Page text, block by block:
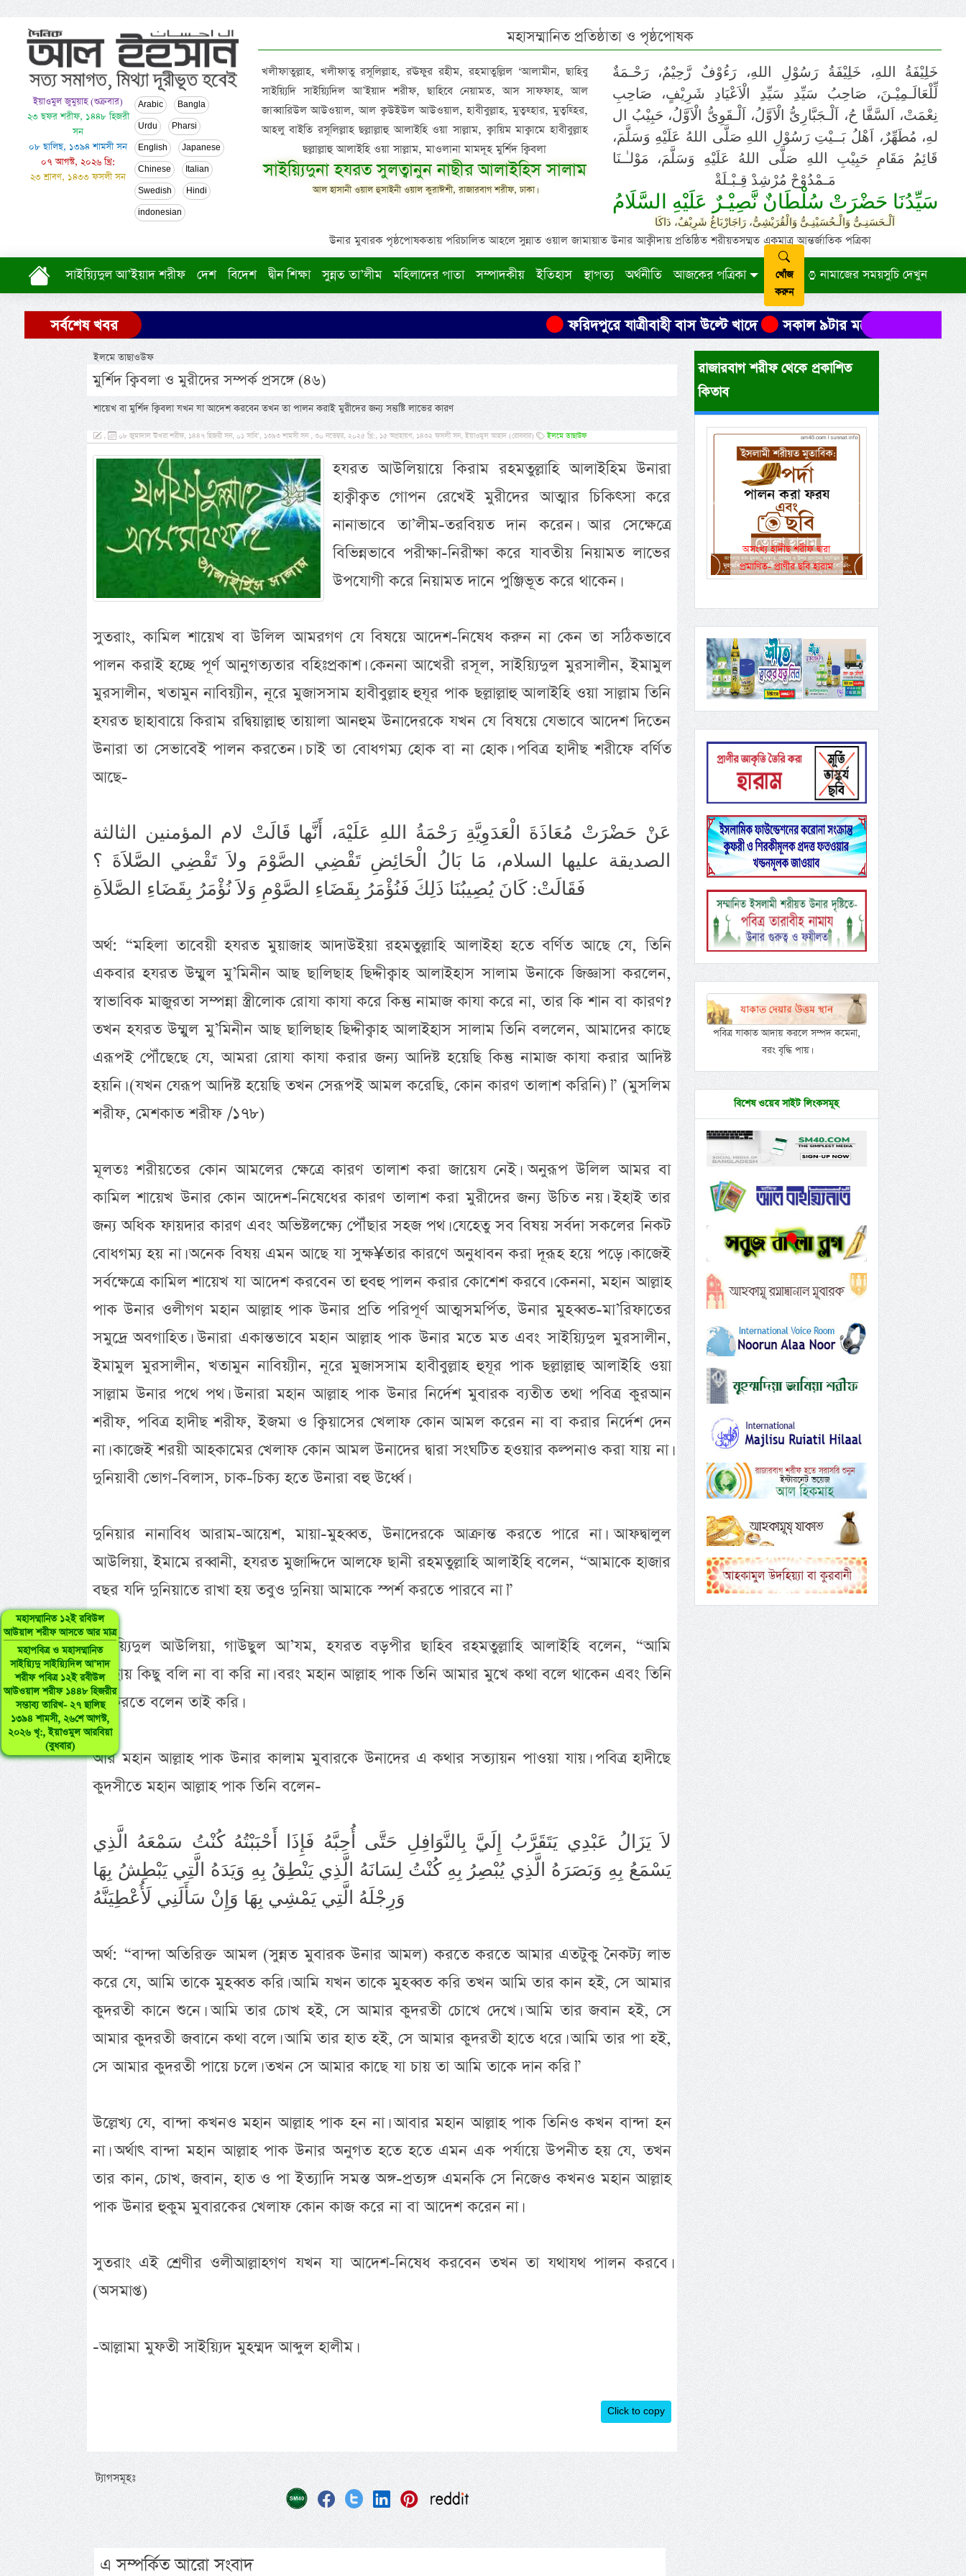
ইয়াওমুল জুমুয়াহ (শুক্রবার)
২৩ ছফর শরীফ, ১৪৪৮ হিজরী
সন
০৮ ছালিছ, ১৩৯৪ শামসী সন
০৭ আগস্ট, ২০২৬ খ্রি:
২৩ শ্রাবণ, ১৪৩৩ ফসলী সন
Arabic Bangla
Urdu Pharsi
English Japanese
Chinese Italian
Swedish Hindi
indonesian
মহাসম্মানিত প্রতিষ্ঠাতা ও পৃষ্ঠপোষক
খলীফাতুল্লাহ, খলীফাতু রসূলিল্লাহ, রঊফুর রহীম, রহমাতুল্লিল ‘আলামীন, ছাহিবু
সাইয়্যিদি সাইয়্যিদিল আ’ইয়াদ শরীফ, ছাহিবে নেয়ামত, আস সাফফাহ, আল
জাব্বারিউল আউওয়াল, আল ক্বউইউল আউওয়াল, হাবীবুল্লাহ, মুত্বহ্হার, মুত্বহ্হির,
আহলু বাইতি রসূলিল্লাহ ছল্লাল্লাহু আলাইহি ওয়া সাল্লাম, ক্বায়িম মাক্বামে হাবীবুল্লাহ
ছল্লাল্লাহু আলাইহি ওয়া সাল্লাম, মাওলানা মামদূহ মুর্শিদ ক্বিবলা
সাইয়্যিদুনা হযরত সুলত্বানুন নাছীর আলাইহিস সালাম
আল হাসানী ওয়াল হুসাইনী ওয়াল কুরাঈশী, রাজারবাগ শরীফ, ঢাকা।
خَلِيْفَةُ اللهِ، خَلِيْفَةُ رَسُوْلِ اللهِ، رَءُوْفٌ رَّحِيْمٌ، رَحْـمَةٌ
لِّلْعَالَـمِيْـنَ، صَاحِبُ سَيِّدِ سَيِّدِ الْاَعْيَادِ شَرِيْفٍ، صَاحِبِ
نِعْمَتْ، اَلسَّفَّا حُ، اَلْـجَبَّارِىُّ الْاَوَّلُ، اَلْـقَوِىُّ الْاَوَّلُ، حَبِيْبُ ال
لهِ، مُطَهِّرٌ، اَهْلُ بَــيْتِ رَسُوْلِ اللهِ صَلَّى اللهُ عَلَيْهِ وَسَلَّمَ،
قَائِمُ مَقَامِ حَبِيْبِ اللهِ صَلَّى اللهُ عَلَيْهِ وَسَلَّمَ، مَوْلـٰـنَا
مَـمْدُوْحْ مُرْشِدْ قِـبْـلَةْ
سَيِّدُنَا حَضْرَتْ سُلْطَانٌ نَّصِيْـرٌ عَلَيْهِ السَّلَامُ
اَلْـحَسَنِـىُّ وَالْـحُسَيْنِـىُّ وَالْقُرَيْشِىُّ، رَاجَارْبَاغُ شَرِيْفٌ، دَاكَا
উনার মুবারক পৃষ্ঠপোষকতায় পরিচালিত আহলে সুন্নাত ওয়াল জামায়াত উনার আক্বীদায় প্রতিষ্ঠিত শরীয়তসম্মত একমাত্র আন্তর্জাতিক পত্রিকা
সাইয়্যিদুল আ’ইয়াদ শরীফ দেশ বিদেশ দ্বীন শিক্ষা সুন্নত তা’লীম মহিলাদের পাতা সম্পাদকীয় ইতিহাস স্থাপত্য অর্থনীতি আজকের পত্রিকা
খোঁজ
করুন
নামাজের সময়সুচি দেখুন
সর্বশেষ খবর ফরিদপুরে যাত্রীবাহী বাস উল্টে খাদে সকাল ৯টার মধ্যে যেসব জেলায় ৬০ কিমি
মহাসম্মানিত ১২ই রবিউল
আউয়াল শরীফ আসতে আর মাত্র
মহাপবিত্র ও মহাসম্মানিত
সাইয়্যিদু সাইয়্যিদিল আ’দাদ
শরীফ পবিত্র ১২ই রবীউল
আউওয়াল শরীফ ১৪৪৮ হিজরীর
সম্ভাব্য তারিখ- ২৭ ছালিছ
১৩৯৪ শামসী, ২৬শে আগস্ট,
২০২৬ খৃ:, ইয়াওমুল আরবিয়া
(বুধবার)
ইলমে তাছাওউফ
মুর্শিদ ক্বিবলা ও মুরীদের সম্পর্ক প্রসঙ্গে (৪৬)
শায়েখ বা মুর্শিদ ক্বিবলা যখন যা আদেশ করবেন তখন তা পালন করাই মুরীদের জন্য সন্তুষ্টি লাভের কারণ
, ০৮ জুমাদাল ঊখরা শরীফ, ১৪৪৭ হিজরী সন, ০১ সাবি’, ১৩৯৩ শামসী সন , ৩০ নভেম্বর, ২০২৫ খ্রি:, ১৫ অগ্রহায়ণ, ১৪৩২ ফসলী সন, ইয়াওমুল আহাদ (রোববার) ইলমে তাছাউফ
হযরত আউলিয়ায়ে কিরাম রহমতুল্লাহি আলাইহিম উনারা
হাক্বীক্বত গোপন রেখেই মুরীদের আত্মার চিকিৎসা করে
নানাভাবে তা’লীম-তরবিয়ত দান করেন। আর সেক্ষেত্রে
বিভিন্নভাবে পরীক্ষা-নিরীক্ষা করে যাবতীয় নিয়ামত লাভের
উপযোগী করে নিয়ামত দানে পুঞ্জিভূত করে থাকেন।
সুতরাং, কামিল শায়েখ বা উলিল আমরগণ যে বিষয়ে আদেশ-নিষেধ করুন না কেন তা সঠিকভাবে
পালন করাই হচ্ছে পূর্ণ আনুগত্যতার বহিঃপ্রকাশ। কেননা আখেরী রসূল, সাইয়্যিদুল মুরসালীন, ইমামুল
মুরসালীন, খতামুন নাবিয়্যীন, নূরে মুজাসসাম হাবীবুল্লাহ হুযূর পাক ছল্লাল্লাহু আলাইহি ওয়া সাল্লাম তিনি
হযরত ছাহাবায়ে কিরাম রদ্বিয়াল্লাহু তায়ালা আনহুম উনাদেরকে যখন যে বিষয়ে যেভাবে আদেশ দিতেন
উনারা তা সেভাবেই পালন করতেন। চাই তা বোধগম্য হোক বা না হোক। পবিত্র হাদীছ শরীফে বর্ণিত
আছে-
عَنْ حَضْرَتْ مُعَاذَةَ الْعَدَوِيَّةِ رَحْمَةُ اللهِ عَلَيْهَ، أَنَّها قَالَتْ لام المؤمنين الثالثة
الصديقة عليها السلام، مَا بَالُ الْحَائِضِ تَقْضِي الصَّوْمَ ولاَ تَقْضِي الصَّلاَةَ ؟
فَقَالَتْ: كَانَ يُصِيبُنَا ذَلِكَ فَنُؤْمَرُ بِقَضَاءِ الصَّوْمِ وَلاَ نُؤْمَرُ بِقَضَاءِ الصَّلاَةِ
অর্থ: “মহিলা তাবেয়ী হযরত মুয়াজাহ আদাউইয়া রহমতুল্লাহি আলাইহা হতে বর্ণিত আছে যে, তিনি
একবার হযরত উম্মুল মু’মিনীন আছ ছালিছাহ ছিদ্দীক্বাহ আলাইহাস সালাম উনাকে জিজ্ঞাসা করলেন,
স্বাভাবিক মাজুরতা সম্পন্না স্ত্রীলোক রোযা কাযা করে কিন্তু নামাজ কাযা করে না, তার কি শান বা কারণ?
তখন হযরত উম্মুল মু’মিনীন আছ ছালিছাহ ছিদ্দীক্বাহ আলাইহাস সালাম তিনি বললেন, আমাদের কাছে
এরূপই পৌঁছেছে যে, আমরা রোযা কাযা করার জন্য আদিষ্ট হয়েছি কিন্তু নামাজ কাযা করার আদিষ্ট
হয়নি। (যখন যেরূপ আদিষ্ট হয়েছি তখন সেরূপই আমল করেছি, কোন কারণ তালাশ করিনি)।” (মুসলিম
শরীফ, মেশকাত শরীফ /১৭৮)
মূলতঃ শরীয়তের কোন আমলের ক্ষেত্রে কারণ তালাশ করা জায়েয নেই। অনুরূপ উলিল আমর বা
কামিল শায়েখ উনার কোন আদেশ-নিষেধের কারণ তালাশ করা মুরীদের জন্য উচিত নয়। ইহাই তার
জন্য অধিক ফায়দার কারণ এবং অভিষ্টলক্ষ্যে পৌঁছার সহজ পথ। যেহেতু সব বিষয় সর্বদা সকলের নিকট
বোধগম্য হয় না। অনেক বিষয় এমন আছে যা সুক্ষ¥তার কারণে অনুধাবন করা দূরূহ হয়ে পড়ে। কাজেই
সর্বক্ষেত্রে কামিল শায়েখ যা আদেশ করবেন তা হুবহু পালন করার কোশেশ করবে। কেননা, মহান আল্লাহ
পাক উনার ওলীগণ মহান আল্লাহ পাক উনার প্রতি পরিপূর্ণ আত্মসমর্পিত, উনার মুহব্বত-মা’রিফাতের
সমুদ্রে অবগাহিত। উনারা একান্তভাবে মহান আল্লাহ পাক উনার মতে মত এবং সাইয়্যিদুল মুরসালীন,
ইমামুল মুরসালীন, খতামুন নাবিয়্যীন, নূরে মুজাসসাম হাবীবুল্লাহ হুযূর পাক ছল্লাল্লাহু আলাইহি ওয়া
সাল্লাম উনার পথে পথ। উনারা মহান আল্লাহ পাক উনার নির্দেশ মুবারক ব্যতীত তথা পবিত্র কুরআন
শরীফ, পবিত্র হাদীছ শরীফ, ইজমা ও ক্বিয়াসের খেলাফ কোন আমল করেন না বা করার নির্দেশ দেন
না। কাজেই শরয়ী আহকামের খেলাফ কোন আমল উনাদের দ্বারা সংঘটিত হওয়ার কল্পনাও করা যায় না।
দুনিয়াবী ভোগ-বিলাস, চাক-চিক্য হতে উনারা বহু উর্ধ্বে।
দুনিয়ার নানাবিধ আরাম-আয়েশ, মায়া-মুহব্বত, উনাদেরকে আক্রান্ত করতে পারে না। আফদ্বালুল
আউলিয়া, ইমামে রব্বানী, হযরত মুজাদ্দিদে আলফে ছানী রহমতুল্লাহি আলাইহি বলেন, “আমাকে হাজার
বছর যদি দুনিয়াতে রাখা হয় তবুও দুনিয়া আমাকে স্পর্শ করতে পারবে না।”
সাইয়্যিদুল আউলিয়া, গাউছুল আ’যম, হযরত বড়পীর ছাহিব রহমতুল্লাহি আলাইহি বলেন, “আমি
স্বেচ্ছায় কিছু বলি না বা করি না। বরং মহান আল্লাহ পাক তিনি আমার মুখে কথা বলে থাকেন এবং তিনি
যা করতে বলেন তাই করি।
আর মহান আল্লাহ পাক উনার কালাম মুবারকে উনাদের এ কথার সত্যায়ন পাওয়া যায়। পবিত্র হাদীছে
কুদসীতে মহান আল্লাহ পাক তিনি বলেন-
لاَ يَزَالُ عَبْدِي يَتَقَرَّبُ إِلَيَّ بِالنَّوَافِلِ حَتَّى أُحِبَّهُ فَإِذَا أَحْبَبْتُهُ كُنْتُ سَمْعَهُ الَّذِي
يَسْمَعُ بِهِ وَبَصَرَهُ الَّذِي يُبْصِرُ بِهِ كُنْتُ لِسَانَهُ الَّذِي يَنْطِقُ بِهِ وَيَدَهُ الَّتِي يَبْطِشُ بِهَا
وَرِجْلَهُ الَّتِي يَمْشِي بِهَا وَإِنْ سَأَلَنِي لَأُعْطِيَنَّهُ
অর্থ: “বান্দা অতিরিক্ত আমল (সুন্নত মুবারক উনার আমল) করতে করতে আমার এতটুকু নৈকট্য লাভ
করে যে, আমি তাকে মুহব্বত করি। আমি যখন তাকে মুহব্বত করি তখন আমি তার কান হই, সে আমার
কুদরতী কানে শুনে। আমি তার চোখ হই, সে আমার কুদরতী চোখে দেখে। আমি তার জবান হই, সে
আমার কুদরতী জবানে কথা বলে। আমি তার হাত হই, সে আমার কুদরতী হাতে ধরে। আমি তার পা হই,
সে আমার কুদরতী পায়ে চলে। তখন সে আমার কাছে যা চায় তা আমি তাকে দান করি।”
উল্লেখ্য যে, বান্দা কখনও মহান আল্লাহ পাক হন না। আবার মহান আল্লাহ পাক তিনিও কখন বান্দা হন
না। অর্থাৎ বান্দা মহান আল্লাহ পাক উনার অনুগত হতে হতে এমন এক পর্যায়ে উপনীত হয় যে, তখন
তার কান, চোখ, জবান, হাত ও পা ইত্যাদি সমস্ত অঙ্গ-প্রত্যঙ্গ এমনকি সে নিজেও কখনও মহান আল্লাহ
পাক উনার হুকুম মুবারকের খেলাফ কোন কাজ করে না বা আদেশ করেন না।
সুতরাং এই শ্রেণীর ওলীআল্লাহগণ যখন যা আদেশ-নিষেধ করবেন তখন তা যথাযথ পালন করবে।
(অসমাপ্ত)
-আল্লামা মুফতী সাইয়্যিদ মুহম্মদ আব্দুল হালীম।
Click to copy
ট্যাগসমূহঃ
এ সম্পর্কিত আরো সংবাদ
রাজারবাগ শরীফ থেকে প্রকাশিত
কিতাব
একই রানওয়েতে সামরিক-
বেসামরিক ফ্লাইট!
পবিত্র যাকাত আদায় করলে সম্পদ কমেনা,
বরং বৃদ্ধি পায়।
বিশেষ ওয়েব সাইট লিংকসমূহ